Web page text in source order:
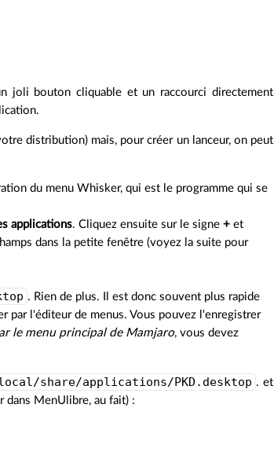
joli bouton cliquable et un raccourci directement
distribution) mais, pour créer un lanceur, on peut
du menu Whisker, qui est le programme qui se
applications. Cliquez ensuite sur le signe+ et
dans la petite fenêtre (voyez la suite pour
. Rien de plus. Il est donc souvent plus rapide
par l'éditeur de menus. Vous pouvez l'enregistrer
le menu principal de Mamjaro, vous devez
share/applications/PKD.desktop . et
dans MenUlibre, au fait) :